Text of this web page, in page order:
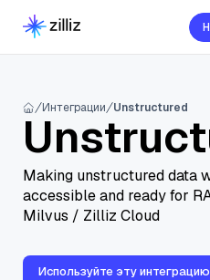
Интеграции Unstructured
Making unstructured data
accessible and ready for
Milvus / Zilliz Cloud
Используйте эту